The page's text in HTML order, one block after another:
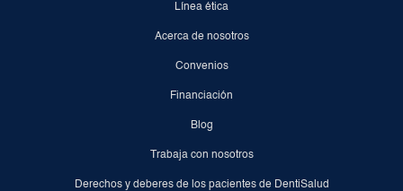
Línea ética
Acerca de nosotros
Convenios
Financiación
Blog
Trabaja con nosotros
Derechos y deberes de los pacientes de DentiSalud